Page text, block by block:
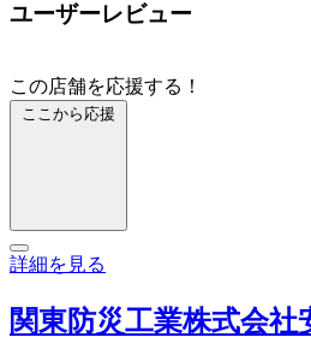
ユーザーレビュー
この店舗を応援する！
ここから応援
詳細を見る
関東防災工業株式会社